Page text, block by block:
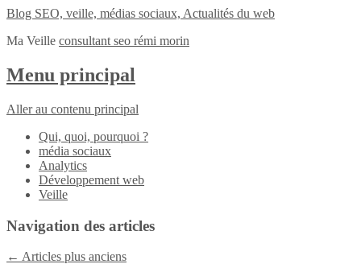
Blog SEO, veille, médias sociaux, Actualités du web
Ma Veille consultant seo rémi morin
Menu principal
Aller au contenu principal
Qui, quoi, pourquoi ?
média sociaux
Analytics
Développement web
Veille
Navigation des articles
← Articles plus anciens